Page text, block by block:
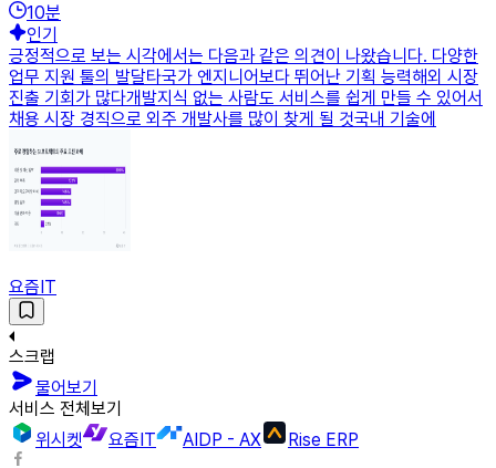
10분
인기
긍정적으로 보는 시각에서는 다음과 같은 의견이 나왔습니다. 다양한
업무 지원 툴의 발달타국가 엔지니어보다 뛰어난 기획 능력해외 시장
진출 기회가 많다개발지식 없는 사람도 서비스를 쉽게 만들 수 있어서
채용 시장 경직으로 외주 개발사를 많이 찾게 될 것국내 기술에
요즘IT
스크랩
물어보기
서비스 전체보기
위시켓
요즘IT AIDP - AX Rise ERP